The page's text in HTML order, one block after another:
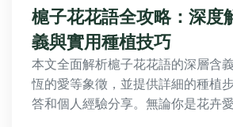
槴子花花語全攻略：深度
義與實用種植技巧
本文全面解析槴子花花語的深層含
恆的愛等象徵，並提供詳細的種植
答和個人經驗分享。無論你是花卉